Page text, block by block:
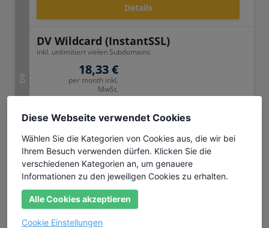
Details
DV
DV Wildcard (InstantSSL)
inkl. unlimitiert vielen Subdomains
18,33 €
per month inkl.
MwSt.
Details
DV
DV Multidomain (InstantSSL)
inkl. 3 Domains
10,- €
per month inkl.
MwSt.
Diese Webseite verwendet Cookies
Wählen Sie die Kategorien von Cookies aus, die wir bei
Ihrem Besuch verwenden dürfen. Klicken Sie die
verschiedenen Kategorien an, um genauere
Informationen zu den jeweiligen Cookies zu erhalten.
Alle Cookies akzeptieren
Cookie Einstellungen